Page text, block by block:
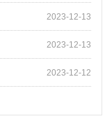
2023-12-13
2023-12-13
2023-12-12